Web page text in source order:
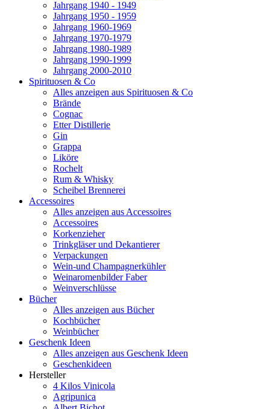
Jahrgang 1940 - 1949
Jahrgang 1950 - 1959
Jahrgang 1960-1969
Jahrgang 1970-1979
Jahrgang 1980-1989
Jahrgang 1990-1999
Jahrgang 2000-2010
Spirituosen & Co
Alles anzeigen aus Spirituosen & Co
Brände
Cognac
Etter Distillerie
Gin
Grappa
Liköre
Rochelt
Rum & Whisky
Scheibel Brennerei
Accessoires
Alles anzeigen aus Accessoires
Accessoires
Korkenzieher
Trinkgläser und Dekantierer
Verpackungen
Wein-und Champagnerkühler
Weinaromenbilder Faber
Weinverschlüsse
Bücher
Alles anzeigen aus Bücher
Kochbücher
Weinbücher
Geschenk Ideen
Alles anzeigen aus Geschenk Ideen
Geschenkideen
Hersteller
4 Kilos Vinicola
Agripunica